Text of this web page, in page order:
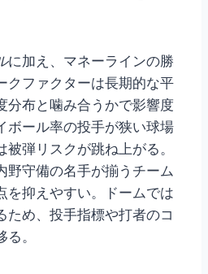
に加え、マネーラインの勝
クファクターは長期的な平
分布と噛み合うかで影響度
ボール率の投手が狭い球場
弾リスクが跳ね上がる。
野守備の名手が揃うチーム
を抑えやすい。ドームでは
ため、投手指標や打者のコ
。